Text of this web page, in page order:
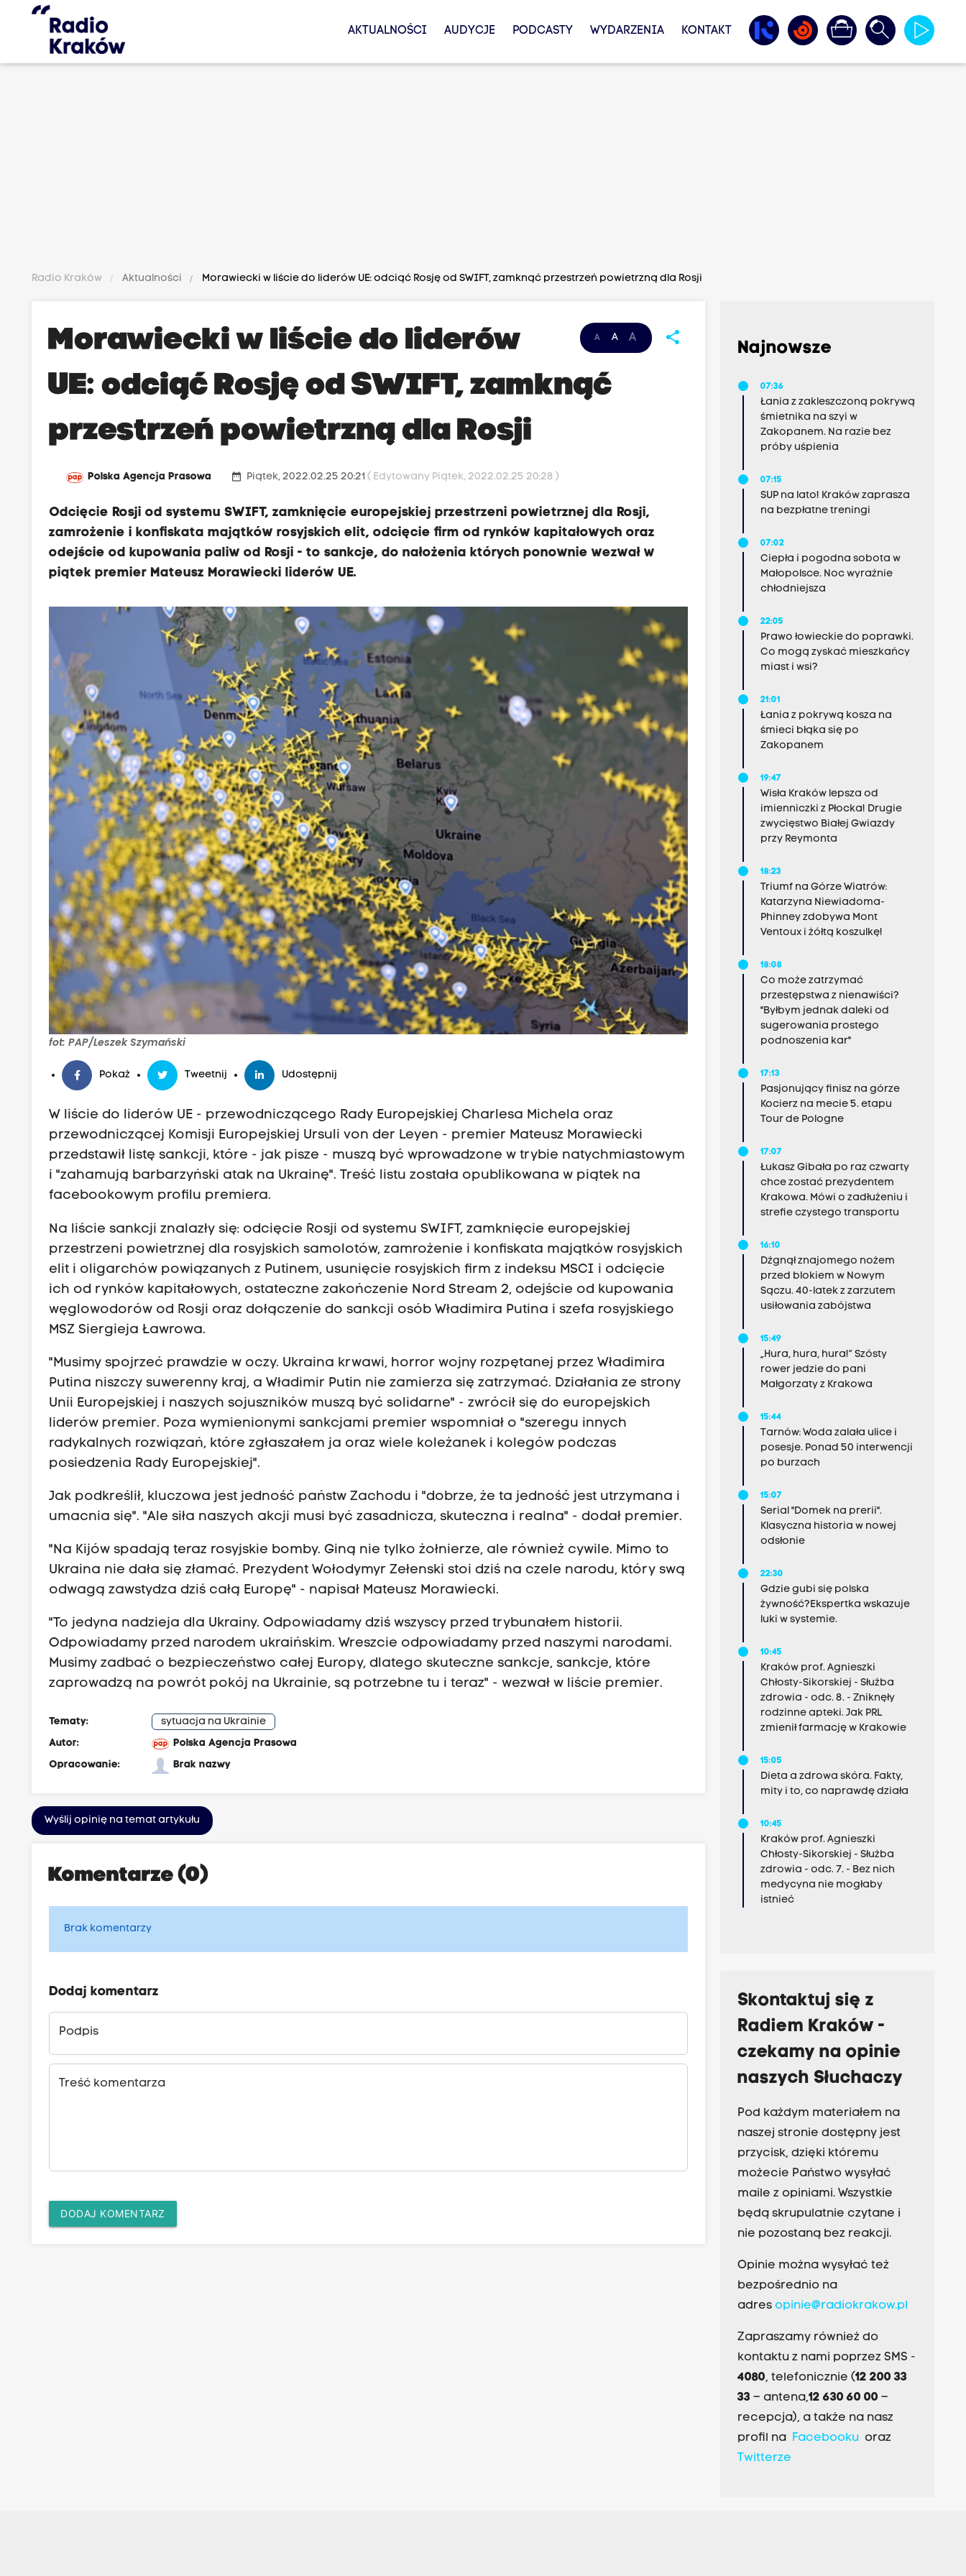
AKTUALNOŚCI AUDYCJE PODCASTY WYDARZENIA KONTAKT
Radio Kraków Aktualności Morawiecki w liście do liderów UE: odciąć Rosję od SWIFT, zamknąć przestrzeń powietrzną dla Rosji
A A A share
Morawiecki w liście do liderów
UE: odciąć Rosję od SWIFT, zamknąć
przestrzeń powietrzną dla Rosji
Polska Agencja Prasowa date_range Piątek, 2022.02.25 20:21( Edytowany Piątek, 2022.02.25 20:28 )
Odcięcie Rosji od systemu SWIFT, zamknięcie europejskiej przestrzeni powietrznej dla Rosji,
zamrożenie i konfiskata majątków rosyjskich elit, odcięcie firm od rynków kapitałowych oraz
odejście od kupowania paliw od Rosji - to sankcje, do nałożenia których ponownie wezwał w
piątek premier Mateusz Morawiecki liderów UE.
fot: PAP/Leszek Szymański
Pokaż Tweetnij Udostępnij
W liście do liderów UE - przewodniczącego Rady Europejskiej Charlesa Michela oraz
przewodniczącej Komisji Europejskiej Ursuli von der Leyen - premier Mateusz Morawiecki
przedstawił listę sankcji, które - jak pisze - muszą być wprowadzone w trybie natychmiastowym
i "zahamują barbarzyński atak na Ukrainę". Treść listu została opublikowana w piątek na
facebookowym profilu premiera.
Na liście sankcji znalazły się: odcięcie Rosji od systemu SWIFT, zamknięcie europejskiej
przestrzeni powietrznej dla rosyjskich samolotów, zamrożenie i konfiskata majątków rosyjskich
elit i oligarchów powiązanych z Putinem, usunięcie rosyjskich firm z indeksu MSCI i odcięcie
ich od rynków kapitałowych, ostateczne zakończenie Nord Stream 2, odejście od kupowania
węglowodorów od Rosji oraz dołączenie do sankcji osób Władimira Putina i szefa rosyjskiego
MSZ Siergieja Ławrowa.
"Musimy spojrzeć prawdzie w oczy. Ukraina krwawi, horror wojny rozpętanej przez Władimira
Putina niszczy suwerenny kraj, a Władimir Putin nie zamierza się zatrzymać. Działania ze strony
Unii Europejskiej i naszych sojuszników muszą być solidarne" - zwrócił się do europejskich
liderów premier. Poza wymienionymi sankcjami premier wspomniał o "szeregu innych
radykalnych rozwiązań, które zgłaszałem ja oraz wiele koleżanek i kolegów podczas
posiedzenia Rady Europejskiej".
Jak podkreślił, kluczowa jest jedność państw Zachodu i "dobrze, że ta jedność jest utrzymana i
umacnia się". "Ale siła naszych akcji musi być zasadnicza, skuteczna i realna" - dodał premier.
"Na Kijów spadają teraz rosyjskie bomby. Giną nie tylko żołnierze, ale również cywile. Mimo to
Ukraina nie dała się złamać. Prezydent Wołodymyr Zełenski stoi dziś na czele narodu, który swą
odwagą zawstydza dziś całą Europę" - napisał Mateusz Morawiecki.
"To jedyna nadzieja dla Ukrainy. Odpowiadamy dziś wszyscy przed trybunałem historii.
Odpowiadamy przed narodem ukraińskim. Wreszcie odpowiadamy przed naszymi narodami.
Musimy zadbać o bezpieczeństwo całej Europy, dlatego skuteczne sankcje, sankcje, które
zaprowadzą na powrót pokój na Ukrainie, są potrzebne tu i teraz" - wezwał w liście premier.
Tematy:
sytuacja na Ukrainie
Autor:
Polska Agencja Prasowa
Opracowanie:
Brak nazwy
Wyślij opinię na temat artykułu
Komentarze (0)
Brak komentarzy
Dodaj komentarz
Podpis
Treść komentarza
DODAJ KOMENTARZ
Najnowsze
07:36
Łania z zakleszczoną pokrywą
śmietnika na szyi w
Zakopanem. Na razie bez
próby uśpienia
07:15
SUP na lato! Kraków zaprasza
na bezpłatne treningi
07:02
Ciepła i pogodna sobota w
Małopolsce. Noc wyraźnie
chłodniejsza
22:05
Prawo łowieckie do poprawki.
Co mogą zyskać mieszkańcy
miast i wsi?
21:01
Łania z pokrywą kosza na
śmieci błąka się po
Zakopanem
19:47
Wisła Kraków lepsza od
imienniczki z Płocka! Drugie
zwycięstwo Białej Gwiazdy
przy Reymonta
18:23
Triumf na Górze Wiatrów:
Katarzyna Niewiadoma-
Phinney zdobywa Mont
Ventoux i żółtą koszulkę!
18:08
Co może zatrzymać
przestępstwa z nienawiści?
"Byłbym jednak daleki od
sugerowania prostego
podnoszenia kar"
17:13
Pasjonujący finisz na górze
Kocierz na mecie 5. etapu
Tour de Pologne
17:07
Łukasz Gibała po raz czwarty
chce zostać prezydentem
Krakowa. Mówi o zadłużeniu i
strefie czystego transportu
16:10
Dźgnął znajomego nożem
przed blokiem w Nowym
Sączu. 40-latek z zarzutem
usiłowania zabójstwa
15:49
„Hura, hura, hura!” Szósty
rower jedzie do pani
Małgorzaty z Krakowa
15:44
Tarnów: Woda zalała ulice i
posesje. Ponad 50 interwencji
po burzach
15:07
Serial "Domek na prerii".
Klasyczna historia w nowej
odsłonie
22:30
Gdzie gubi się polska
żywność?Ekspertka wskazuje
luki w systemie.
10:45
Kraków prof. Agnieszki
Chłosty-Sikorskiej - Służba
zdrowia - odc. 8. - Zniknęły
rodzinne apteki. Jak PRL
zmienił farmację w Krakowie
15:05
Dieta a zdrowa skóra. Fakty,
mity i to, co naprawdę działa
10:45
Kraków prof. Agnieszki
Chłosty-Sikorskiej - Służba
zdrowia - odc. 7. - Bez nich
medycyna nie mogłaby
istnieć
Skontaktuj się z
Radiem Kraków -
czekamy na opinie
naszych Słuchaczy
Pod każdym materiałem na
naszej stronie dostępny jest
przycisk, dzięki któremu
możecie Państwo wysyłać
maile z opiniami. Wszystkie
będą skrupulatnie czytane i
nie pozostaną bez reakcji.
Opinie można wysyłać też
bezpośrednio na
adres opinie@radiokrakow.pl
Zapraszamy również do
kontaktu z nami poprzez SMS -
4080, telefonicznie (12 200 33
33– antena,12 630 60 00 –
recepcja), a także na nasz
profil na Facebookuoraz
Twitterze